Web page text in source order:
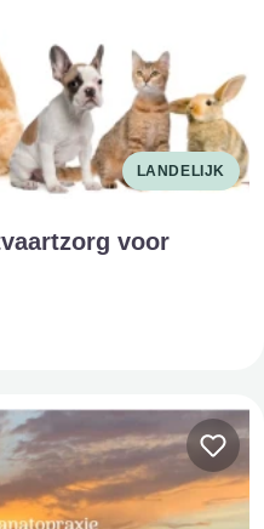
LANDELIJK
voor